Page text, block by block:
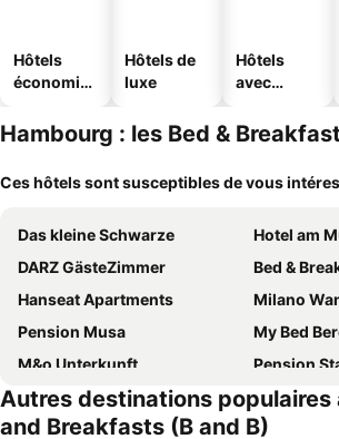
Hôtels
économiq
Hôtels de
luxe
Hôtels
avec
Hambourg : les Bed &
Ces hôtels sont susceptibles de vous
Das kleine Schwarze
Hotel am
DARZ GästeZimmer
Bed &
Hanseat Apartments
Milano
Pension Musa
My Bed
M&o Unterkunft
Pension
Amt Hotel Hamburg
Alster Stay
Haus an der Pulvermühle
Pension
Autres destinations populaires
and Breakfasts (B and B)